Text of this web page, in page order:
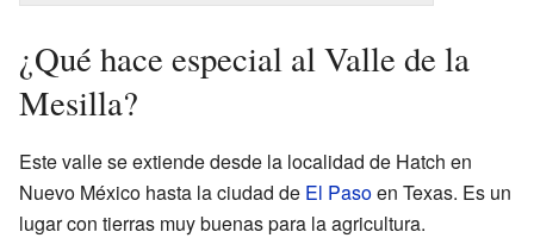
¿Qué hace especial al Valle de la
Mesilla?
Este valle se extiende desde la localidad de Hatch en
Nuevo México hasta la ciudad de El Pasoen Texas. Es un
lugar con tierras muy buenas para la agricultura.